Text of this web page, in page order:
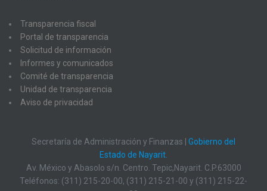
Transparencia fiscal
Portal de transparencia
Solicitud de información
Informes y comunicados
Comité de transparencia
Unidad de transparencia
Aviso de privacidad
Secretaría de Administración y Finanzas | Gobierno del
Estado de Nayarit.
Av. México y Abasolo s/n. Centro. Tepic,Nayarit. C.P.63000
Teléfonos: (311) 215-20-00, (311) 215-21-00 y (311) 215-22-